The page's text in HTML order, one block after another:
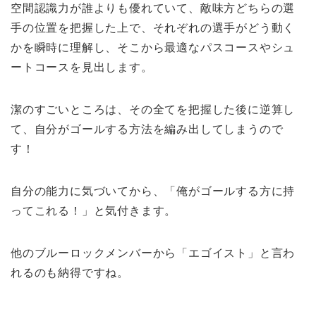
空間認識力が誰よりも優れていて、敵味方どちらの選
手の位置を把握した上で、それぞれの選手がどう動く
かを瞬時に理解し、そこから最適なパスコースやシュ
ートコースを見出します。
潔のすごいところは、その全てを把握した後に逆算し
て、自分がゴールする方法を編み出してしまうので
す！
自分の能力に気づいてから、「俺がゴールする方に持
ってこれる！」と気付きます。
他のブルーロックメンバーから「エゴイスト」と言わ
れるのも納得ですね。